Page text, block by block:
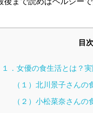
目次
１．女優の食生活とは？
（１）北川景子さんの
（２）小松菜奈さんの